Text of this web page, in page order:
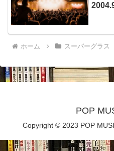
ホーム スーパーグラス
POP
Copyright © 2023 POP